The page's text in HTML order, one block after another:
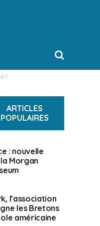
ARTICLES
POPULAIRES
: nouvelle
Morgan
l’association
les Bretons
américaine